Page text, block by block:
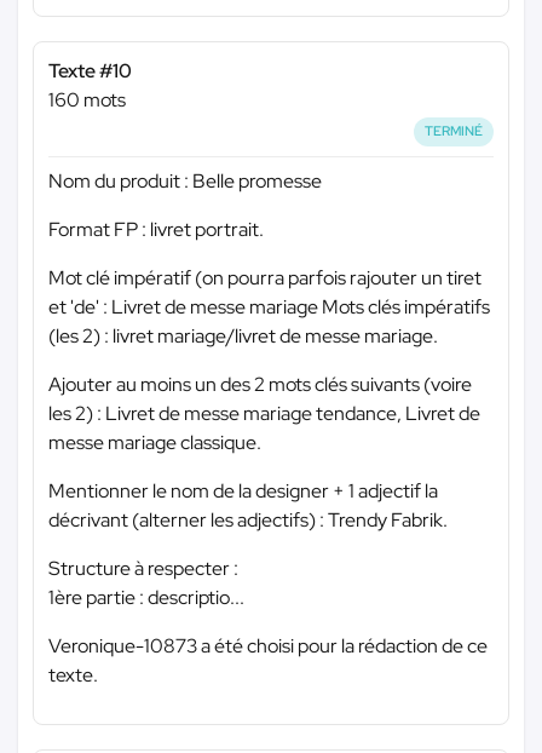
Texte #10
160 mots
TERMINÉ
Nom du produit : Belle promesse
Format FP : livret portrait.
Mot clé impératif (on pourra parfois rajouter un tiret
et 'de' : Livret de messe mariage Mots clés impératifs
(les 2) : livret mariage/livret de messe mariage.
Ajouter au moins un des 2 mots clés suivants (voire
les 2) : Livret de messe mariage tendance, Livret de
messe mariage classique.
Mentionner le nom de la designer + 1 adjectif la
décrivant (alterner les adjectifs) : Trendy Fabrik.
Structure à respecter :
1ère partie : descriptio...
Veronique-10873 a été choisi pour la rédaction de ce
texte.